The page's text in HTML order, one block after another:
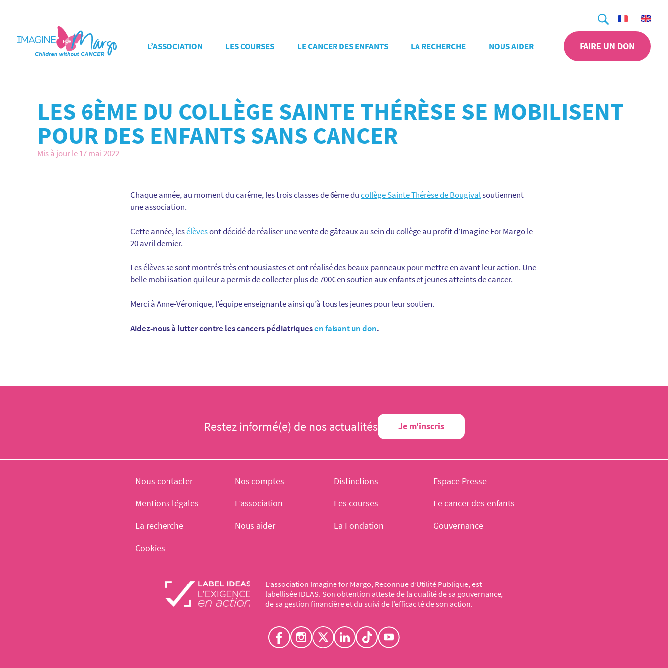
Recherche
L’ASSOCIATION LES COURSES LE CANCER DES ENFANTS LA RECHERCHE NOUS AIDER FAIRE UN DON
LES 6ÈME DU COLLÈGE SAINTE THÉRÈSE SE MOBILISENT
POUR DES ENFANTS SANS CANCER
Mis à jour le 17 mai 2022
Chaque année, au moment du carême, les trois classes de 6ème ducollège Sainte Thérèse de Bougivalsoutiennent
une association.
Cette année, lesélèvesont décidé de réaliser une vente de gâteaux au sein du collège au profit d’Imagine For Margo le
20 avril dernier.
Les élèves se sont montrés très enthousiastes et ont réalisé des beaux panneaux pour mettre en avant leur action. Une
belle mobilisation qui leur a permis de collecter plus de 700€ en soutien aux enfants et jeunes atteints de cancer.
Merci à Anne-Véronique, l’équipe enseignante ainsi qu’à tous les jeunes pour leur soutien.
Aidez-nous à lutter contre les cancers pédiatriquesen faisant un don.
Restez informé(e) de nos actualités Je m'inscris
L’association Imagine for Margo, Reconnue d’Utilité Publique, est
labellisée IDEAS. Son obtention atteste de la qualité de sa gouvernance,
de sa gestion financière et du suivi de l’efficacité de son action.
Nous contacter Nos comptes Distinctions
Espace Presse
Mentions légales
L’association Les courses
Le cancer des enfants
La recherche
Nous aider La Fondation
Gouvernance
Cookies